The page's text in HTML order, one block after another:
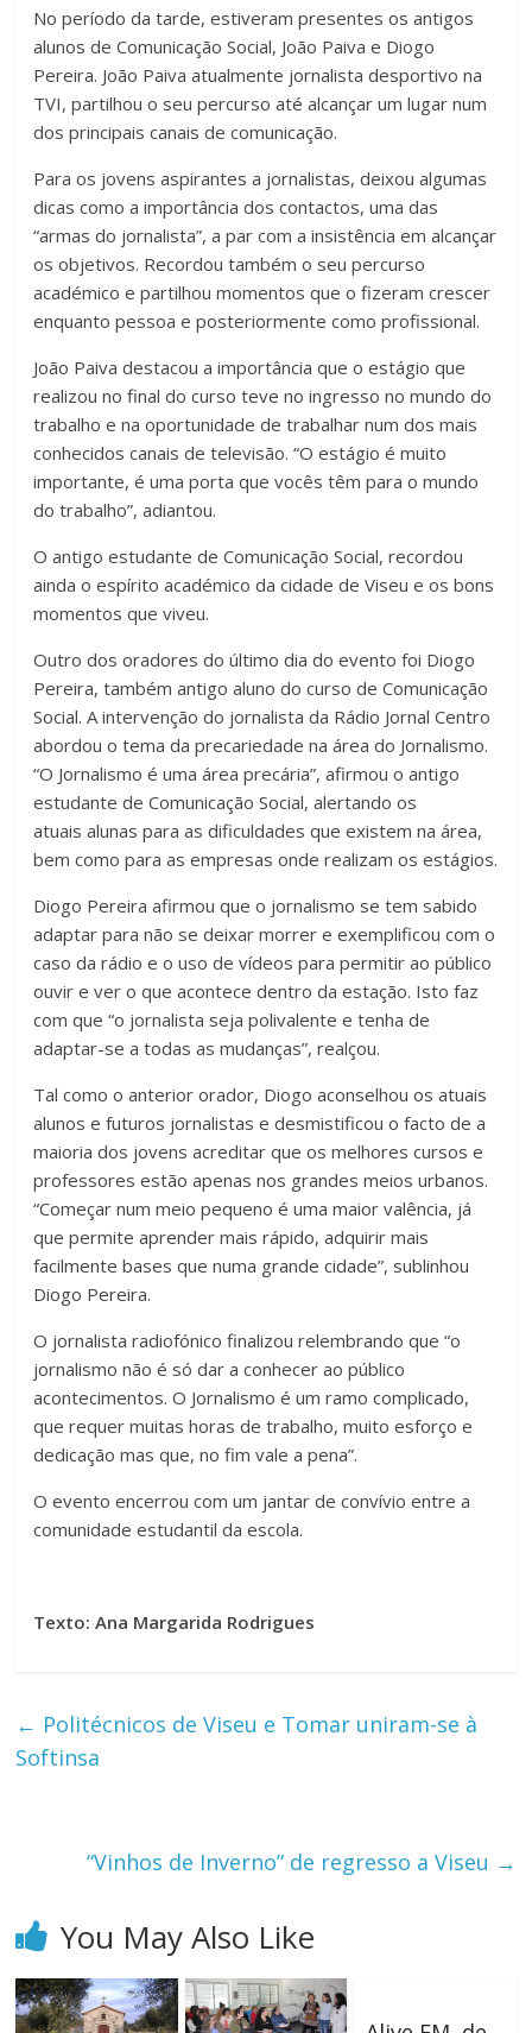
No período da tarde, estiveram presentes os antigos
alunos de Comunicação Social, João Paiva e Diogo
Pereira. João Paiva atualmente jornalista desportivo na
TVI, partilhou o seu percurso até alcançar um lugar num
dos principais canais de comunicação.
Para os jovens aspirantes a jornalistas, deixou algumas
dicas como a importância dos contactos, uma das
“armas do jornalista”, a par com a insistência em alcançar
os objetivos. Recordou também o seu percurso
académico e partilhou momentos que o fizeram crescer
enquanto pessoa e posteriormente como profissional.
João Paiva destacou a importância que o estágio que
realizou no final do curso teve no ingresso no mundo do
trabalho e na oportunidade de trabalhar num dos mais
conhecidos canais de televisão. “O estágio é muito
importante, é uma porta que vocês têm para o mundo
do trabalho”, adiantou.
O antigo estudante de Comunicação Social, recordou
ainda o espírito académico da cidade de Viseu e os bons
momentos que viveu.
Outro dos oradores do último dia do evento foi Diogo
Pereira, também antigo aluno do curso de Comunicação
Social. A intervenção do jornalista da Rádio Jornal Centro
abordou o tema da precariedade na área do Jornalismo.
“O Jornalismo é uma área precária”, afirmou o antigo
estudante de Comunicação Social, alertando os
atuais alunas para as dificuldades que existem na área,
bem como para as empresas onde realizam os estágios.
Diogo Pereira afirmou que o jornalismo se tem sabido
adaptar para não se deixar morrer e exemplificou com o
caso da rádio e o uso de vídeos para permitir ao público
ouvir e ver o que acontece dentro da estação. Isto faz
com que “o jornalista seja polivalente e tenha de
adaptar-se a todas as mudanças”, realçou.
Tal como o anterior orador, Diogo aconselhou os atuais
alunos e futuros jornalistas e desmistificou o facto de a
maioria dos jovens acreditar que os melhores cursos e
professores estão apenas nos grandes meios urbanos.
“Começar num meio pequeno é uma maior valência, já
que permite aprender mais rápido, adquirir mais
facilmente bases que numa grande cidade”, sublinhou
Diogo Pereira.
O jornalista radiofónico finalizou relembrando que “o
jornalismo não é só dar a conhecer ao público
acontecimentos. O Jornalismo é um ramo complicado,
que requer muitas horas de trabalho, muito esforço e
dedicação mas que, no fim vale a pena”.
O evento encerrou com um jantar de convívio entre a
comunidade estudantil da escola.
Texto: Ana Margarida Rodrigues
← Politécnicos de Viseu e Tomar uniram-se à
Softinsa
“Vinhos de Inverno” de regresso a Viseu →
You May Also Like